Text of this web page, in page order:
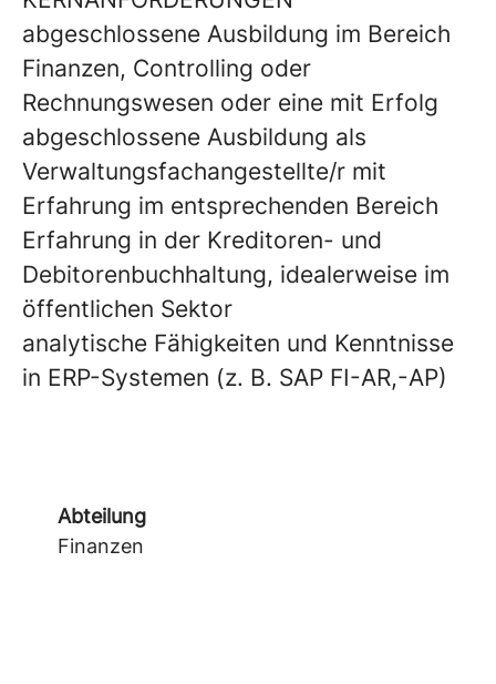
abgeschlossene Ausbildung im Bereich
Finanzen, Controlling oder
Rechnungswesen oder eine mit Erfolg
abgeschlossene Ausbildung als
Verwaltungsfachangestellte/r mit
Erfahrung im entsprechenden Bereich
Erfahrung in der Kreditoren- und
Debitorenbuchhaltung, idealerweise im
öffentlichen Sektor
analytische Fähigkeiten und Kenntnisse
in ERP-Systemen (z. B. SAP FI-AR,-AP)
Abteilung
Finanzen